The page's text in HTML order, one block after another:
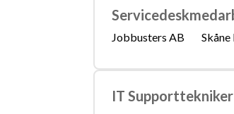
Jobbusters AB Skåne
IT Supporttekniker